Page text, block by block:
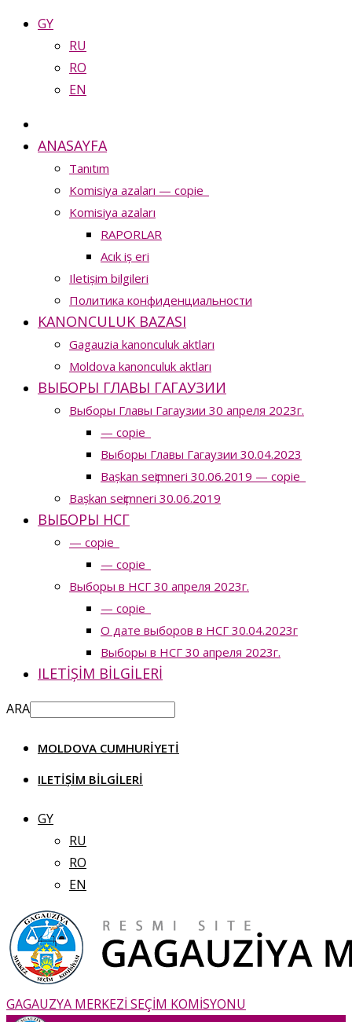
GY
RU
RO
EN
ANASAYFA
Tanıtım
Komisiya azaları — copie_
Komisiya azaları
RAPORLAR
Acık iș eri
Iletișim bilgileri
Политика конфиденциальности
KANONCULUK BAZASI
Gagauzia kanonculuk aktları
Moldova kanonculuk aktları
ВЫБОРЫ ГЛАВЫ ГАГАУЗИИ
Выборы Главы Гагаузии 30 апреля 2023г.
— copie_
Выборы Главы Гагаузии 30.04.2023
Bașkan seҫimneri 30.06.2019 — copie_
Bașkan seҫimneri 30.06.2019
ВЫБОРЫ НСГ
— copie_
— copie_
Выборы в НСГ 30 апреля 2023г.
— copie_
О дате выборов в НСГ 30.04.2023г
Выборы в НСГ 30 апреля 2023г.
ILETIȘIM BILGILERI
ARA
MOLDOVA CUMHURIYETI
ILETIȘIM BILGILERI
GY
RU
RO
EN
GAGAUZYA MERKEZİ SEÇİM KOMİSYONU